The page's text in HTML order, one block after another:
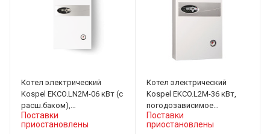
Котел электрический
Kospel EKCO.LN2M-06 кВт (с
расш.баком),
погодозависимое
управление 220/380 В
Поставки
приостановлены
Котел электрический
Kospel EKCO.L2M-36 кВт,
погодозависимое
управление 3х380 В
Поставки
приостановлены